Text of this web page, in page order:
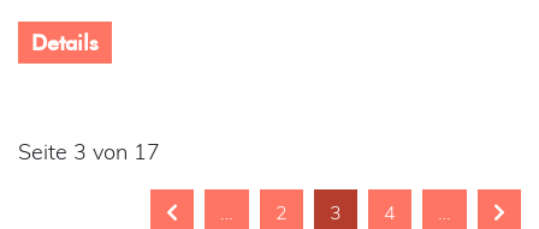
Details
Seite 3 von 17
… 2 3 4 …